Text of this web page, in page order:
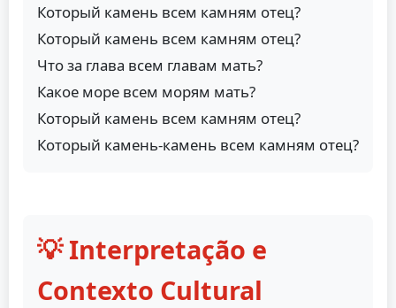
Который камень всем камням отец?
Который камень всем камням отец?
Что за глава всем главам мать?
Какое море всем морям мать?
Который камень всем камням отец?
Который камень-камень всем камням отец?
💡 Interpretação e
Contexto Cultural